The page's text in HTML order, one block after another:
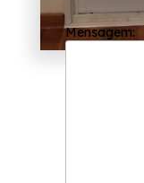
Mensagem: